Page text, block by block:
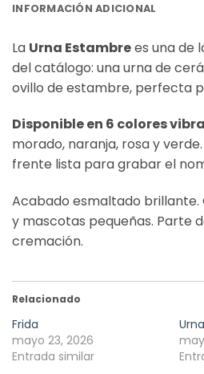
INFORMACIÓN ADICIONAL
La Urna Estambrees una de
del catálogo: una urna de
ovillo de estambre, perfecta
Disponible en 6 colores
morado, naranja, rosa y
frente lista para grabar el
Acabado esmaltado
y mascotas pequeñas. Parte
cremación.
Relacionado
Frida
mayo 23, 2026
Entrada similar